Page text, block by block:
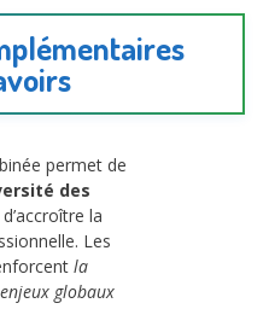
permet de
des
la
Les
la
globaux